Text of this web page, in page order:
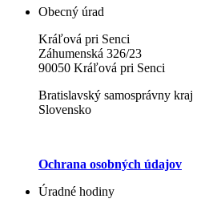
Obecný úrad
Kráľová pri Senci
Záhumenská 326/23
90050 Kráľová pri Senci
Bratislavský samosprávny kraj
Slovensko
Ochrana osobných údajov
Úradné hodiny